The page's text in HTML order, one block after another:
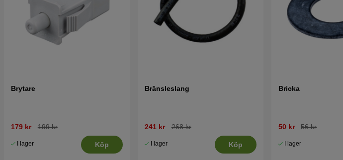
Brytare
179 kr 199 kr
I lager Köp
Bränsleslang
241 kr 268 kr
I lager Köp
Bricka
50 kr 56 kr
I lager